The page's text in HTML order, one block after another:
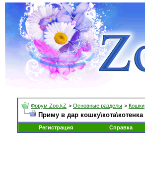
Форум Zoo.kZ > Основные разделы > Кошки
Приму в дар кошку\кота\котенка
Регистрация Справка